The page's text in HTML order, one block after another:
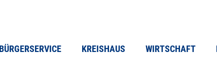
BÜRGERSERVICE KREISHAUS WIRTSCHAFT